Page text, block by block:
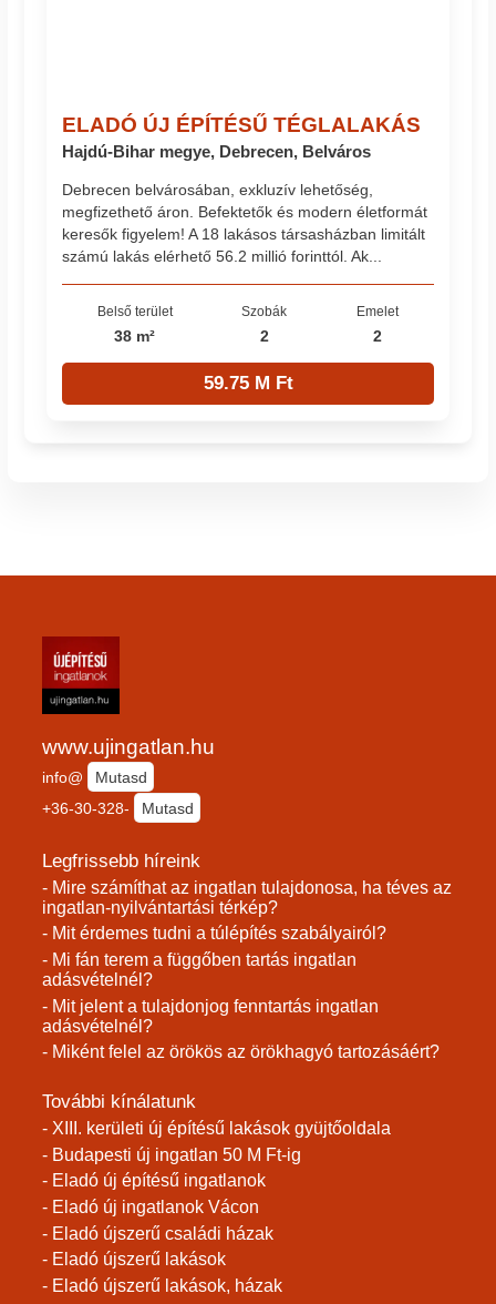
ELADÓ ÚJ ÉPÍTÉSŰ TÉGLALAKÁS
Hajdú-Bihar megye, Debrecen, Belváros
Debrecen belvárosában, exkluzív lehetőség,
megfizethető áron. Befektetők és modern életformát
keresők figyelem! A 18 lakásos társasházban limitált
számú lakás elérhető 56.2 millió forinttól. Ak...
Belső terület
38 m²
Szobák
2
Emelet
2
59.75 M Ft
www.ujingatlan.hu
info@
Mutasd
+36-30-328-
Mutasd
Legfrissebb híreink
- Mire számíthat az ingatlan tulajdonosa, ha téves az
ingatlan-nyilvántartási térkép?
- Mit érdemes tudni a túlépítés szabályairól?
- Mi fán terem a függőben tartás ingatlan
adásvételnél?
- Mit jelent a tulajdonjog fenntartás ingatlan
adásvételnél?
- Miként felel az örökös az örökhagyó tartozásáért?
További kínálatunk
- XIII. kerületi új építésű lakások gyüjtőoldala
- Budapesti új ingatlan 50 M Ft-ig
- Eladó új építésű ingatlanok
- Eladó új ingatlanok Vácon
- Eladó újszerű családi házak
- Eladó újszerű lakások
- Eladó újszerű lakások, házak